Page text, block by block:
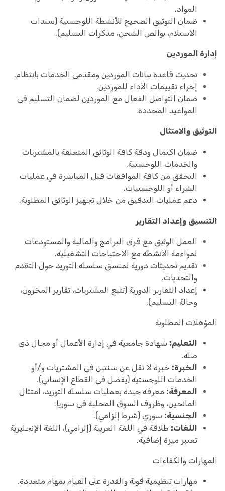
المواد.
ضمان التوثيق الصحيح للأنشطة اللوجستية (سندات
الاستلام، بوالص الشحن، مذكرات التسليم).
إدارة الموردين
تحديث قاعدة بيانات الموردين ومقدمي الخدمات بانتظام.
إجراء تقييمات الأداء للموردين.
ضمان التواصل الفعال مع الموردين لضمان التسليم في
المواعيد المحددة.
التوثيق والامتثال
ضمان اكتمال ودقة كافة الوثائق المتعلقة بالمشتريات
والخدمات اللوجستية.
التحقق من كافة الموافقات قبل المباشرة في عمليات
الشراء أو اللوجستيات.
دعم عمليات التدقيق من خلال تجهيز الوثائق المطلوبة.
التنسيق وإعداد التقارير
العمل الوثيق مع فرق البرامج والمالية والمستودعات
لمواءمة الأنشطة مع الاحتياجات التشغيلية.
تقديم تحديثات دورية لمنسق سلسلة التوريد حول التقدم
والتحديات.
إعداد التقارير الدورية (تتبع المشتريات، تقارير المخزون،
وحالة التسليم).
المؤهلات المطلوبة
التعليم: شهادة جامعية في إدارة الأعمال أو مجال ذي
صلة.
الخبرة: خبرة لا تقل عن سنتين في المشتريات و/أو
الخدمات اللوجستية (يفضل في القطاع الإنساني).
المعرفة: معرفة جيدة بعمليات سلسلة التوريد، امتثال
المانحين، وظروف السوق المحلية في سوريا.
الجنسية: سوري (شرط إلزامي).
اللغات: طلاقة في اللغة العربية (إلزامي)، اللغة الإنجليزية
تعتبر ميزة إضافية.
المهارات والكفاءات
مهارات تنظيمية قوية والقدرة على القيام بمهام متعددة.